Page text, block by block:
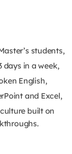
students,
days in a week,
English,
and Excel,
built on